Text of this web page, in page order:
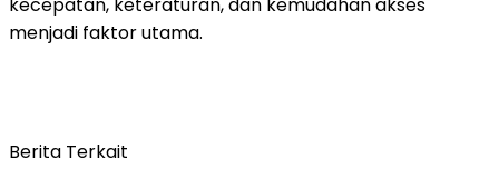
menjadi faktor utama.
Berita Terkait